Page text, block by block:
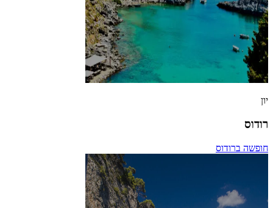
יון
רודוס
חופשה ברודוס